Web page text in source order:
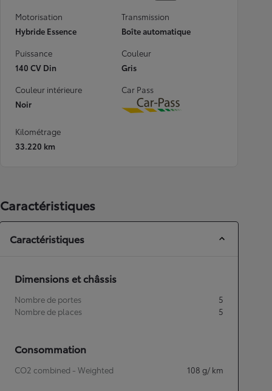
Motorisation
Hybride Essence
Transmission
Boîte automatique
Puissance
140 CV Din
Couleur
Gris
Couleur intérieure
Noir
Car Pass
Download
Kilométrage
33.220 km
Caractéristiques
Caractéristiques
Dimensions et châssis
Nombre de portes
5
Nombre de places
5
Consommation
CO2 combined - Weighted 108 g/ km